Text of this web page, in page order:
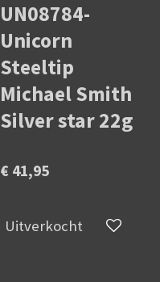
UN08784-
Unicorn
Steeltip
Michael Smith
Silver star 22g
€ 41,95
Uitverkocht